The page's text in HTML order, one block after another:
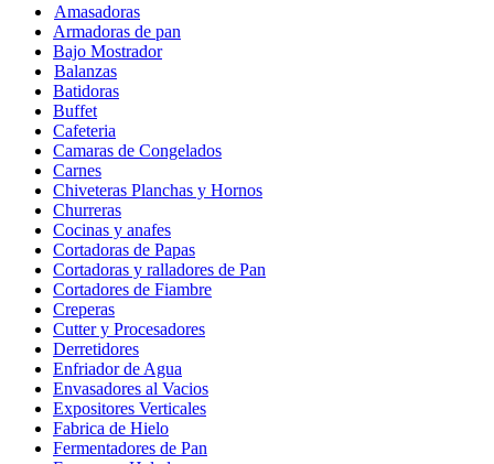
Amasadoras
Armadoras de pan
Bajo Mostrador
Balanzas
Batidoras
Buffet
Cafeteria
Camaras de Congelados
Carnes
Chiveteras Planchas y Hornos
Churreras
Cocinas y anafes
Cortadoras de Papas
Cortadoras y ralladores de Pan
Cortadores de Fiambre
Creperas
Cutter y Procesadores
Derretidores
Enfriador de Agua
Envasadores al Vacios
Expositores Verticales
Fabrica de Hielo
Fermentadores de Pan